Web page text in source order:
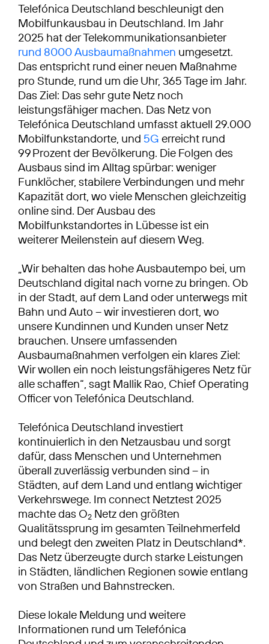
Telefónica Deutschland beschleunigt den
Mobilfunkausbau in Deutschland. Im Jahr
2025 hat der Telekommunikationsanbieter
rund 8000 Ausbaumaßnahmen umgesetzt.
Das entspricht rund einer neuen Maßnahme
pro Stunde, rund um die Uhr, 365 Tage im Jahr.
Das Ziel: Das sehr gute Netz noch
leistungsfähiger machen. Das Netz von
Telefónica Deutschland umfasst aktuell 29.000
Mobilfunkstandorte, und 5G erreicht rund
99 Prozent der Bevölkerung. Die Folgen des
Ausbaus sind im Alltag spürbar: weniger
Funklöcher, stabilere Verbindungen und mehr
Kapazität dort, wo viele Menschen gleichzeitig
online sind. Der Ausbau des
Mobilfunkstandortes in Lübesse ist ein
weiterer Meilenstein auf diesem Weg.
„Wir behalten das hohe Ausbautempo bei, um
Deutschland digital nach vorne zu bringen. Ob
in der Stadt, auf dem Land oder unterwegs mit
Bahn und Auto – wir investieren dort, wo
unsere Kundinnen und Kunden unser Netz
brauchen. Unsere umfassenden
Ausbaumaßnahmen verfolgen ein klares Ziel:
Wir wollen ein noch leistungsfähigeres Netz für
alle schaffen“, sagt Mallik Rao, Chief Operating
Officer von Telefónica Deutschland.
Telefónica Deutschland investiert
kontinuierlich in den Netzausbau und sorgt
dafür, dass Menschen und Unternehmen
überall zuverlässig verbunden sind – in
Städten, auf dem Land und entlang wichtiger
Verkehrswege. Im connect Netztest 2025
machte das O2 Netz den größten
Qualitätssprung im gesamten Teilnehmerfeld
und belegt den zweiten Platz in Deutschland*.
Das Netz überzeugte durch starke Leistungen
in Städten, ländlichen Regionen sowie entlang
von Straßen und Bahnstrecken.
Diese lokale Meldung und weitere
Informationen rund um Telefónica